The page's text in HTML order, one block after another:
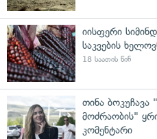
იისფერი
საკვების
18 საათის წინ
თინა
მოძრაობის"
კომენტარი